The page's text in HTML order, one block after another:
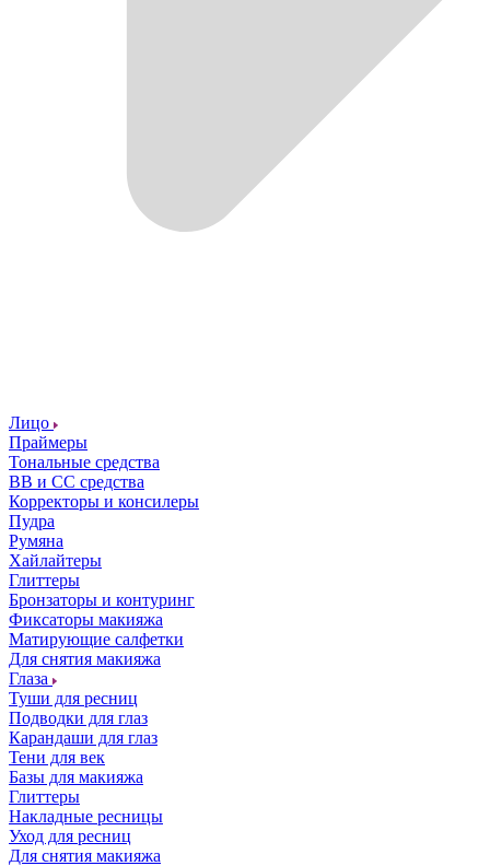
Лицо
Праймеры
Тональные средства
ВВ и СС средства
Корректоры и консилеры
Пудра
Румяна
Хайлайтеры
Глиттеры
Бронзаторы и контуринг
Фиксаторы макияжа
Матирующие салфетки
Для снятия макияжа
Глаза
Туши для ресниц
Подводки для глаз
Карандаши для глаз
Тени для век
Базы для макияжа
Глиттеры
Накладные ресницы
Уход для ресниц
Для снятия макияжа